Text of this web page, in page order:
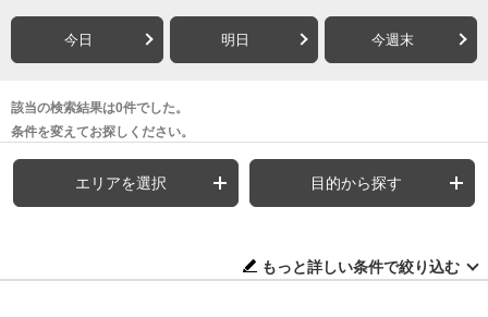
今日 明日 今週末
該当の検索結果は0件でした。
条件を変えてお探しください。
エリアを選択 目的から探す
もっと詳しい条件で絞り込む